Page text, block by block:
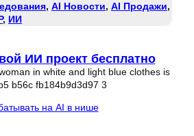
, AI Новости, AI Продажи
, ИИ
ИИ проект бесплатно